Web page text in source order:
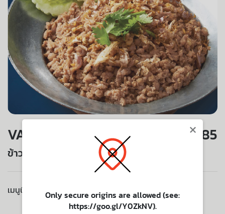
VALUE SET 85
ข้าวหมูสับกระเทียม
เมนูนี้ไม่มีบริการจัดส่งไปยังที่อยู่ของคุณ
×
Only secure origins are allowed (see:
https://goo.gl/Y0ZkNV).